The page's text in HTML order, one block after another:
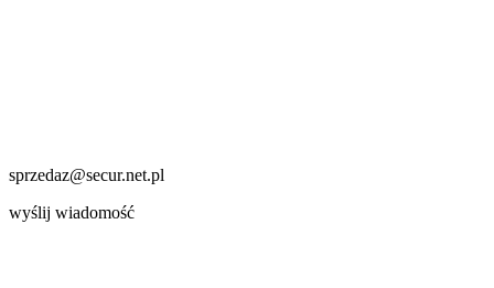
sprzedaz@secur.net.pl
wyślij wiadomość